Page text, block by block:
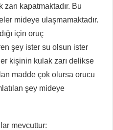
zarı kapatmaktadır. Bu
mideye ulaşmamaktadır.
için oruç
şey ister su olsun ister
kişinin kulak zarı delikse
madde çok olursa orucu
şey mideye
mevcuttur: